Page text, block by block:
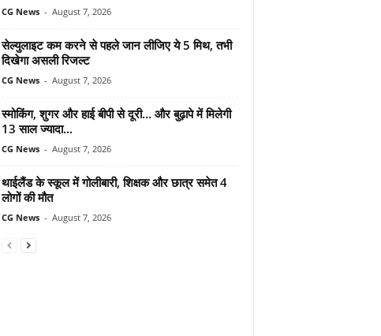
CG News - August 7, 2026
सेल्युलाइट कम करने से पहले जान लीजिए ये 5 मिथ, तभी
दिखेगा असली रिजल्ट
CG News - August 7, 2026
स्मोकिंग, शुगर और हाई बीपी से दूरी… और बुढ़ापे में मिलेगी
13 साल ज्यादा...
CG News - August 7, 2026
थाईलैंड के स्कूल में गोलीबारी, शिक्षक और छात्र समेत 4
लोगों की मौत
CG News - August 7, 2026